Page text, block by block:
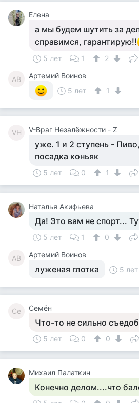
Елена
а мы будем шутить за
справимся, гарантирую!!
5 лет 1 2
АВ
Артемий Воинов
5 лет
1
VН V-Враг Незалёжности - Z
уже. 1 и 2 ступень -
посадка коньяк
5 лет 0 1
Наталья Акифьева
Да! Это вам не спорт...
5 лет 1 0
АВ Артемий Воинов
луженая глотка 5 лет
Се Семён
Что-то не сильно
5 лет 0 0
Михаил Палаткин
Конечно делом....что